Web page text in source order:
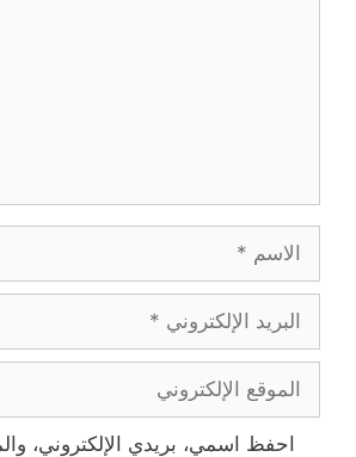
الإلكتروني
الإلكتروني
احفظ اسمي، بريدي الإلكتروني،